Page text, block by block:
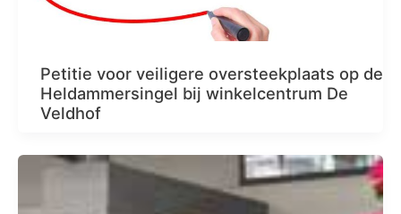
Petitie voor veiligere oversteekplaats op de
Heldammersingel bij winkelcentrum De
Veldhof